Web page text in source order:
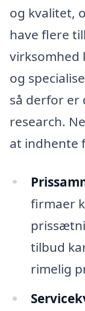
og kvalitet,
have flere
virksomhed
og
så derfor er
research.
at indhente
firmaer
tilbud
rimelig